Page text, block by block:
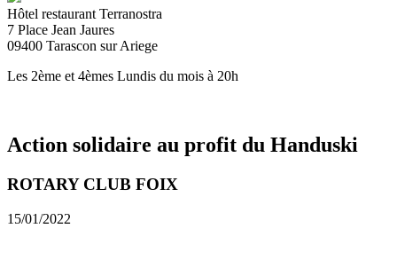
Hôtel restaurant Terranostra
7 Place Jean Jaures
09400 Tarascon sur Ariege
Les 2ème et 4èmes Lundis du mois à 20h
Action solidaire au profit du Handuski
ROTARY CLUB FOIX
15/01/2022